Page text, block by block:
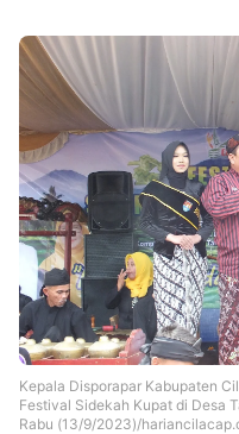
Kepala Disporapar Kabupaten
Festival Sidekah Kupat di Desa
Rabu (13/9/2023)/